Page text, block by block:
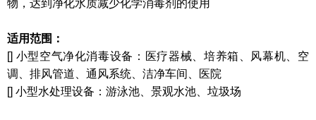
物，达到净化水质减少化学消毒剂的使用
适用范围：
[] 小型空气净化消毒设备：医疗器械、培养箱、风幕机、空
调、排风管道、通风系统、洁净车间、医院
[] 小型水处理设备：游泳池、景观水池、垃圾场